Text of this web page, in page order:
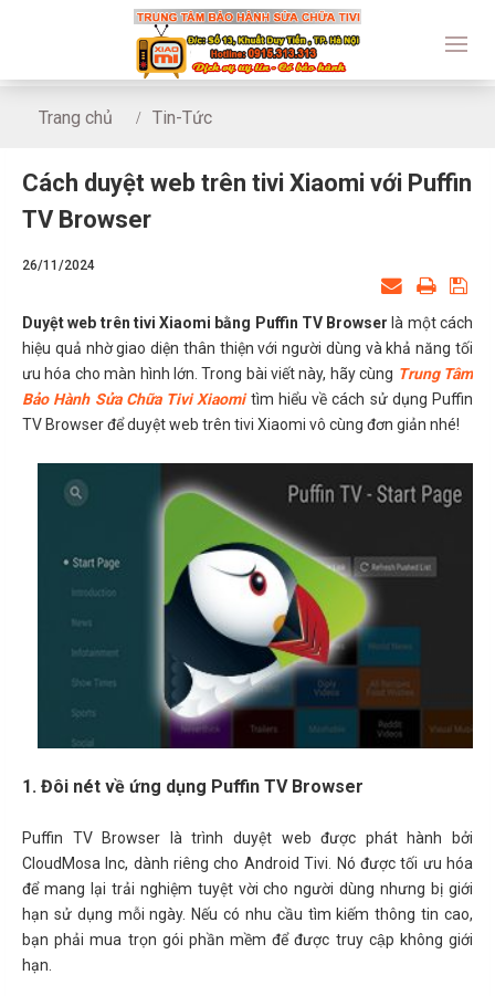
Trang chủ
Tin-Tức
Cách duyệt web trên tivi Xiaomi với Puffin
TV Browser
26/11/2024
Duyệt web trên tivi Xiaomi bằng Puffin TV Browser là một cách
hiệu quả nhờ giao diện thân thiện với người dùng và khả năng tối
ưu hóa cho màn hình lớn. Trong bài viết này, hãy cùng Trung Tâm
Bảo Hành Sửa Chữa Tivi Xiaomitìm hiểu về cách sử dụng Puffin
TV Browser để duyệt web trên tivi Xiaomi vô cùng đơn giản nhé!
1. Đôi nét về ứng dụng Puffin TV Browser
Puffin TV Browser là trình duyệt web được phát hành bởi
CloudMosa Inc, dành riêng cho Android Tivi. Nó được tối ưu hóa
để mang lại trải nghiệm tuyệt vời cho người dùng nhưng bị giới
hạn sử dụng mỗi ngày. Nếu có nhu cầu tìm kiếm thông tin cao,
bạn phải mua trọn gói phần mềm để được truy cập không giới
hạn.